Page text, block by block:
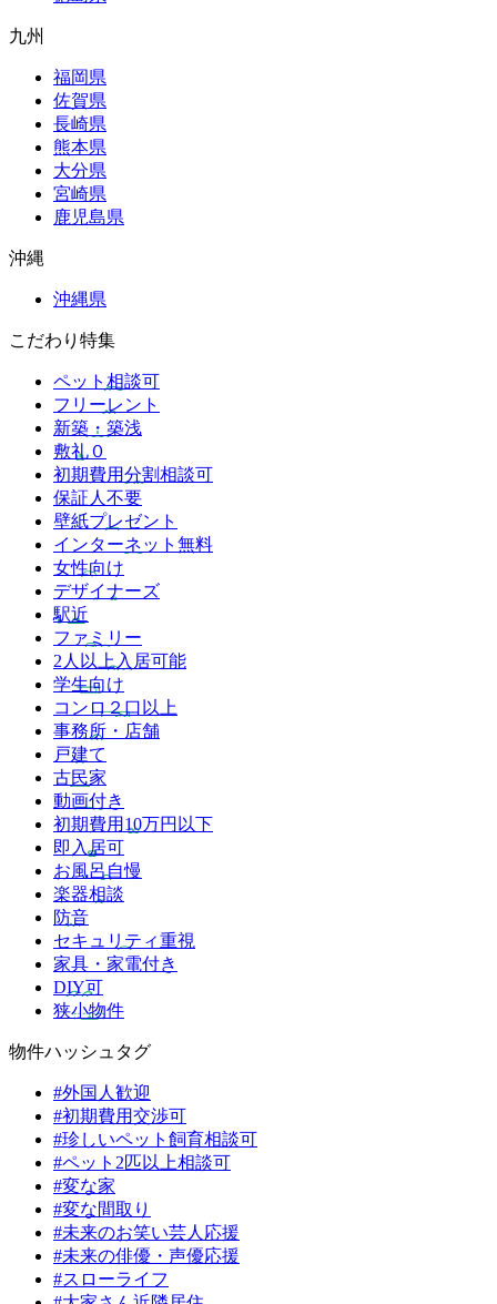
九州
福岡県
佐賀県
長崎県
熊本県
大分県
宮崎県
鹿児島県
沖縄
沖縄県
こだわり特集
ペット相談可
フリーレント
新築・築浅
敷礼０
初期費用分割相談可
保証人不要
壁紙プレゼント
インターネット無料
女性向け
デザイナーズ
駅近
ファミリー
2人以上入居可能
学生向け
コンロ２口以上
事務所・店舗
戸建て
古民家
動画付き
初期費用10万円以下
即入居可
お風呂自慢
楽器相談
防音
セキュリティ重視
家具・家電付き
DIY可
狭小物件
物件ハッシュタグ
#外国人歓迎
#初期費用交渉可
#珍しいペット飼育相談可
#ペット2匹以上相談可
#変な家
#変な間取り
#未来のお笑い芸人応援
#未来の俳優・声優応援
#スローライフ